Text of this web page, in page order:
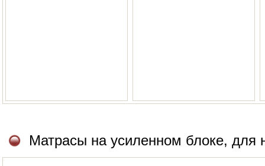
Матрасы на усиленном блоке, для